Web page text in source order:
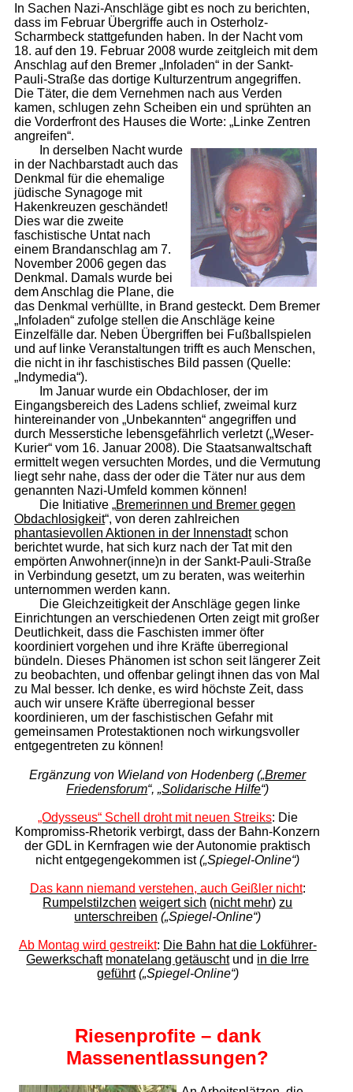
In Sachen Nazi-Anschläge gibt es noch zu berichten,
dass im Februar Übergriffe auch in Osterholz-
Scharmbeck stattgefunden haben. In der Nacht vom
18. auf den 19. Februar 2008 wurde zeitgleich mit dem
Anschlag auf den Bremer „Infoladen“ in der Sankt-
Pauli-Straße das dortige Kulturzentrum angegriffen.
Die Täter, die dem Vernehmen nach aus Verden
kamen, schlugen zehn Scheiben ein und sprühten an
die Vorderfront des Hauses die Worte: „Linke Zentren
angreifen“.
In derselben Nacht wurde
in der Nachbarstadt auch das
Denkmal für die ehemalige
jüdische Synagoge mit
Hakenkreuzen geschändet!
Dies war die zweite
faschistische Untat nach
einem Brandanschlag am 7.
November 2006 gegen das
Denkmal. Damals wurde bei
dem Anschlag die Plane, die
das Denkmal verhüllte, in Brand gesteckt. Dem Bremer
„Infoladen“ zufolge stellen die Anschläge keine
Einzelfälle dar. Neben Übergriffen bei Fußballspielen
und auf linke Veranstaltungen trifft es auch Menschen,
die nicht in ihr faschistisches Bild passen (Quelle:
„Indymedia“).
Im Januar wurde ein Obdachloser, der im
Eingangsbereich des Ladens schlief, zweimal kurz
hintereinander von „Unbekannten“ angegriffen und
durch Messerstiche lebensgefährlich verletzt („Weser-
Kurier“ vom 16. Januar 2008). Die Staatsanwaltschaft
ermittelt wegen versuchten Mordes, und die Vermutung
liegt sehr nahe, dass der oder die Täter nur aus dem
genannten Nazi-Umfeld kommen können!
Die Initiative „Bremerinnen und Bremer gegen
Obdachlosigkeit“, von deren zahlreichen
phantasievollen Aktionen in der Innenstadtschon
berichtet wurde, hat sich kurz nach der Tat mit den
empörten Anwohner(inne)n in der Sankt-Pauli-Straße
in Verbindung gesetzt, um zu beraten, was weiterhin
unternommen werden kann.
Die Gleichzeitigkeit der Anschläge gegen linke
Einrichtungen an verschiedenen Orten zeigt mit großer
Deutlichkeit, dass die Faschisten immer öfter
koordiniert vorgehen und ihre Kräfte überregional
bündeln. Dieses Phänomen ist schon seit längerer Zeit
zu beobachten, und offenbar gelingt ihnen das von Mal
zu Mal besser. Ich denke, es wird höchste Zeit, dass
auch wir unsere Kräfte überregional besser
koordinieren, um der faschistischen Gefahr mit
gemeinsamen Protest­aktionen noch wirkungsvoller
entgegentreten zu können!
Ergänzung von Wieland von Hodenberg(„Bremer
Friedensforum“, „Solidarische Hilfe“)
„Odysseus“ Schell droht mit neuen Streiks: Die
Kompromiss-Rhetorik verbirgt, dass der Bahn-Konzern
der GDL in Kernfragen wie der Autonomie praktisch
nicht entgegengekommen ist(„Spiegel-Online“)
Das kann niemand verstehen, auch Geißler nicht:
Rumpelstilzchen weigert sich (nicht mehr)zu
unterschreiben („Spiegel-Online“)
Ab Montag wird gestreikt: Die Bahn hat die Lokführer-
Gewerkschaft monatelang getäuschtund in die Irre
geführt („Spiegel-Online“)
Riesenprofite – dank
Massenentlassungen?